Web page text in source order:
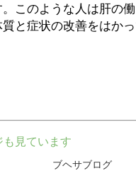
このような人は肝の
と症状の改善をはか
も見ています
ブヘサブログ